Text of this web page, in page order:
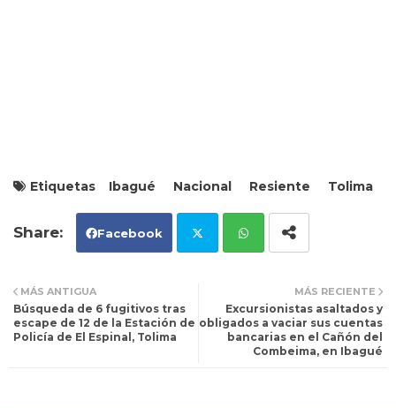
Etiquetas Ibagué Nacional Resiente Tolima
Facebook
ats
MÁS RECIENTE
Excursionistas asaltados y
obligados a vaciar sus cuentas
bancarias en el Cañón del
Combeima, en Ibagué
MÁS ANTIGUA
Búsqueda de 6 fugitivos tras
escape de 12 de la Estación de
Policía de El Espinal, Tolima